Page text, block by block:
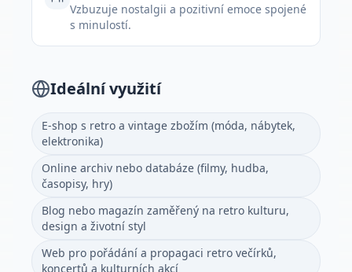
Vzbuzuje nostalgii a pozitivní emoce spojené
s minulostí.
Ideální využití
E-shop s retro a vintage zbožím (móda, nábytek,
elektronika)
Online archiv nebo databáze (filmy, hudba,
časopisy, hry)
Blog nebo magazín zaměřený na retro kulturu,
design a životní styl
Web pro pořádání a propagaci retro večírků,
koncertů a kulturních akcí